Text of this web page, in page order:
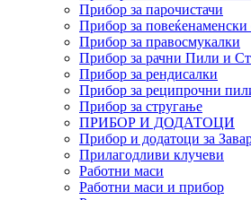
Прибор за парочистачи
Прибор за повеќенаменски
Прибор за правосмукалки
Прибор за рачни Пили и
Прибор за рендисалки
Прибор за реципрочни
Прибор за стругање
ПРИБОР И ДОДАТОЦИ
Прибор и додатоци за
Прилагодливи клучеви
Работни маси
Работни маси и прибор